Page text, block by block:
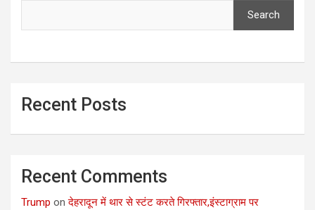
Search
Recent Posts
Recent Comments
Trump onदेहरादून में थार से स्टंट करते गिरफ्तार,इंस्टाग्राम पर